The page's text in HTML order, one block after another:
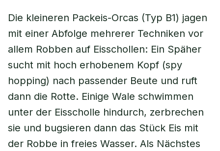
Die kleineren Packeis-Orcas (Typ B1) jagen
mit einer Abfolge mehrerer Techniken vor
allem Robben auf Eisschollen: Ein Späher
sucht mit hoch erhobenem Kopf (spy
hopping) nach passender Beute und ruft
dann die Rotte. Einige Wale schwimmen
unter der Eisscholle hindurch, zerbrechen
sie und bugsieren dann das Stück Eis mit
der Robbe in freies Wasser. Als Nächstes